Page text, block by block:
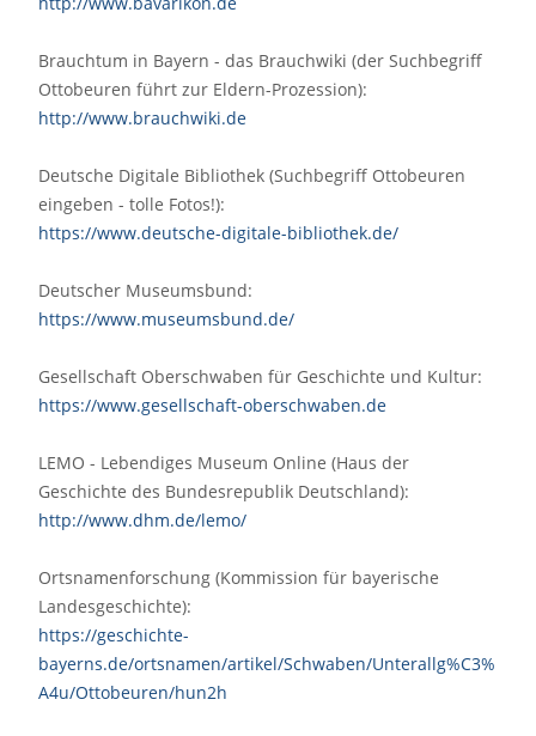
Brauchtum in Bayern - das Brauchwiki (der Suchbegriff
Ottobeuren führt zur Eldern-Prozession):
http://www.brauchwiki.de
Deutsche Digitale Bibliothek (Suchbegriff Ottobeuren
eingeben - tolle Fotos!):
https://www.deutsche-digitale-bibliothek.de/
Deutscher Museumsbund:
https://www.museumsbund.de/
Gesellschaft Oberschwaben für Geschichte und Kultur:
https://www.gesellschaft-oberschwaben.de
LEMO - Lebendiges Museum Online (Haus der
Geschichte des Bundesrepublik Deutschland):
http://www.dhm.de/lemo/
Ortsnamenforschung (Kommission für bayerische
Landesgeschichte):
https://geschichte-
bayerns.de/ortsnamen/artikel/Schwaben/Unterallg%C3%
A4u/Ottobeuren/hun2h